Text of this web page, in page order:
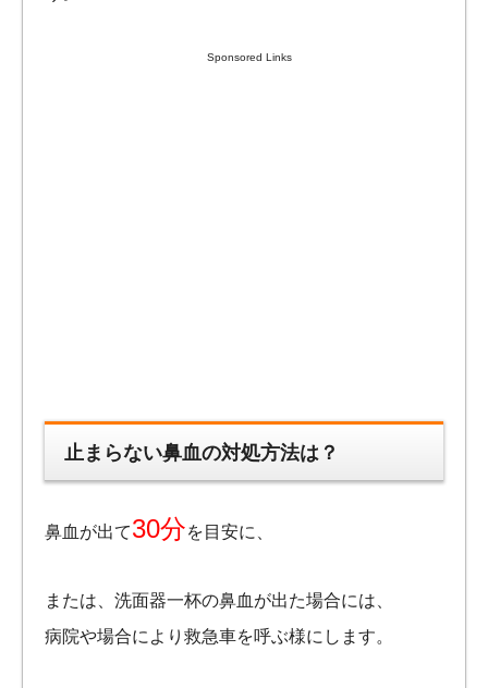
Sponsored Links
止まらない鼻血の対処方法は？
鼻血が出て30分を目安に、
または、洗面器一杯の鼻血が出た場合には、
病院や場合により救急車を呼ぶ様にします。